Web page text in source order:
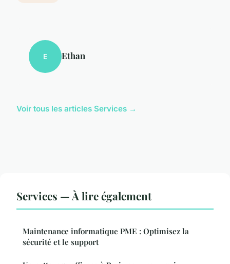
E Ethan
Voir tous les articles Services →
Services — À lire également
Maintenance informatique PME : Optimisez la
sécurité et le support